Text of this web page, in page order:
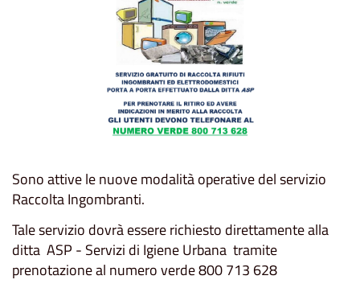
Sono attive le nuove modalità operative del servizio
Raccolta Ingombranti.
Tale servizio dovrà essere richiesto direttamente alla
ditta ASP - Servizi di Igiene Urbana tramite
prenotazione al numero verde 800 713 628